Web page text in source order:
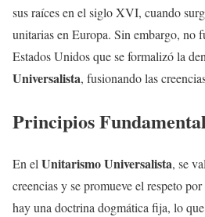
sus raíces en el siglo XVI, cuando
unitarias en Europa. Sin embargo, no
Estados Unidos que se formalizó la
Universalista, fusionando las
Principios
En elUnitarismo Universalista, se
creencias y se promueve el respeto
hay una doctrina dogmática fija, lo